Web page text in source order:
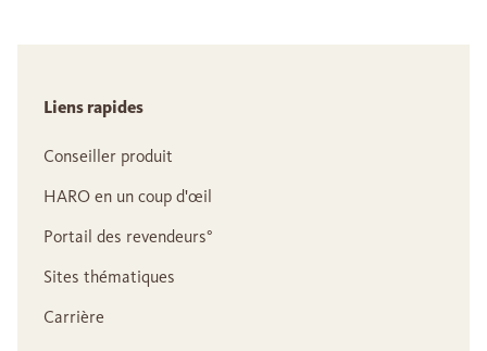
Liens rapides
Conseiller produit
HARO en un coup d'œil
Portail des revendeurs°
Sites thématiques
Carrière